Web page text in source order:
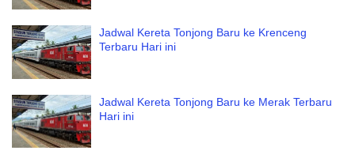
Jadwal Kereta Tonjong Baru ke Krenceng
Terbaru Hari ini
Jadwal Kereta Tonjong Baru ke Merak Terbaru
Hari ini